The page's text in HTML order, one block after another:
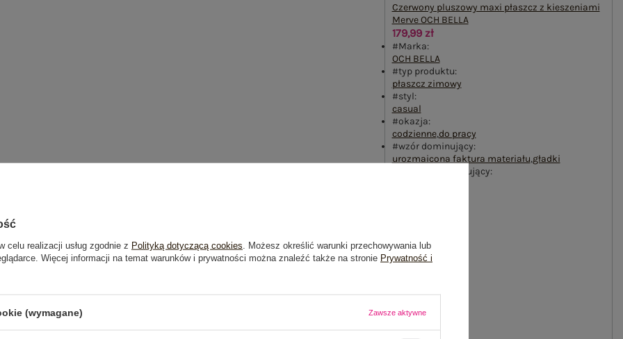
Czerwony pluszowy maxi płaszcz z kieszeniami
Merve OCH BELLA
179,99 zł
#Marka:
OCH BELLA
#typ produktu:
płaszcz zimowy
#styl:
casual
#okazja:
codzienne,do pracy
#wzór dominujący:
urozmaicona faktura materiału,gładki
#materiał dominujący:
#ocieplenie:
bez ocieplenia
bez kaptura
celu realizacji usług zgodnie z Polityką dotyczącą cookies . Możesz określić warunki przechowywania lub
Więcej informacji na temat warunków i prywatności można znaleźć także na stronie Prywatność i
(wymagane) Zawsze aktywne